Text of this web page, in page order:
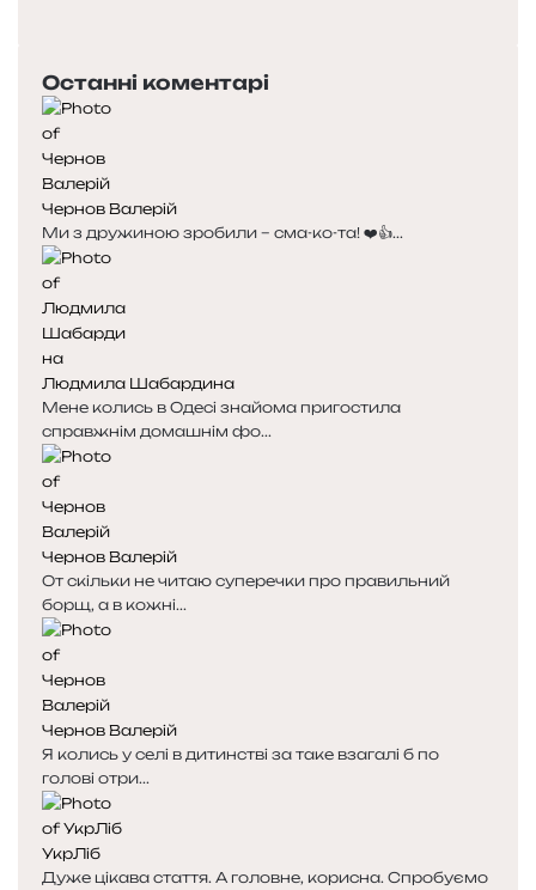
Останні коментарі
Чернов Валерій
Ми з дружиною зробили – сма-ко-та! ❤️👍...
Людмила Шабардина
Мене колись в Одесі знайома пригостила
справжнім домашнім фо...
Чернов Валерій
От скільки не читаю суперечки про правильний
борщ, а в кожні...
Чернов Валерій
Я колись у селі в дитинстві за таке взагалі б по
голові отри...
УкрЛіб
Дуже цікава стаття. А головне, корисна. Спробуємо